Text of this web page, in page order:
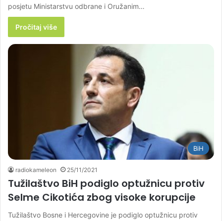
posjetu Ministarstvu odbrane i Oružanim…
Pročitaj više
BiH
radiokameleon 25/11/2021
Tužilaštvo BiH podiglo optužnicu protiv
Selme Cikotića zbog visoke korupcije
Tužilaštvo Bosne i Hercegovine je podiglo optužnicu protiv